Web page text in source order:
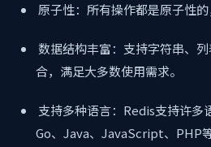
原子性：所有操作都是原子性的
数据结构丰富：支持字符串、
合，满足大多数使用需求。
支持多种语言：Redis支持许多
Go、Java、JavaScript、PHP等